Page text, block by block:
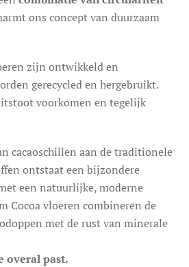
ons concept van duurzaam
zijn ontwikkeld en
gerecycled en hergebruikt.
voorkomen en tegelijk
cacaoschillen aan de traditionele
ontstaat een bijzondere
een natuurlijke, moderne
Cocoa vloeren combineren de
met de rust van minerale
overal past.